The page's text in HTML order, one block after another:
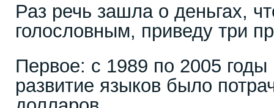
Раз речь зашла о деньгах,
голословным, приведу три
Первое: с 1989 по 2005 годы
развитие языков было